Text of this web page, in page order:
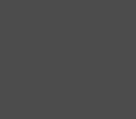
y devoluciones